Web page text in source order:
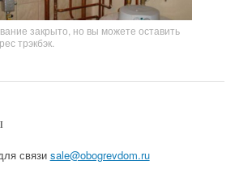
закрыто, но вы можете оставить
трэкбэк.
связи sale@obogrevdom.ru